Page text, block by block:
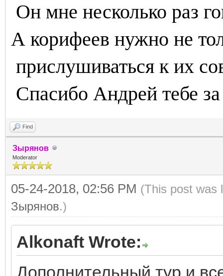
Он мне несколько раз
А корифеев нужно не
прислушиваться к их
Спасибо Андрей тебе за
Find
Зырянов
Moderator
05-24-2018, 02:56 PM (This post was
Зырянов.)
Alkonaft Wrote:
Дополнительный тур и